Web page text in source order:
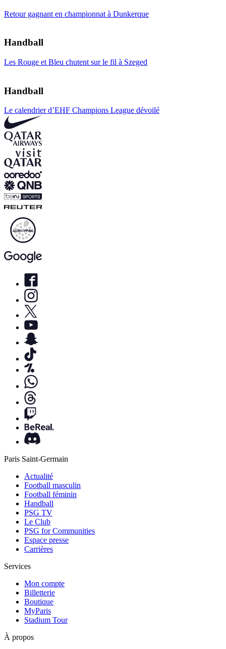
Retour gagnant en championnat à Dunkerque
Handball
Les Rouge et Bleu chutent sur le fil à Szeged
Handball
Le calendrier d’EHF Champions League dévoilé
Paris Saint-Germain
Actualité
Football masculin
Football féminin
Handball
PSG TV
Le Club
PSG for Communities
Espace presse
Carrières
Services
Mon compte
Billetterie
Boutique
MyParis
Stadium Tour
À propos